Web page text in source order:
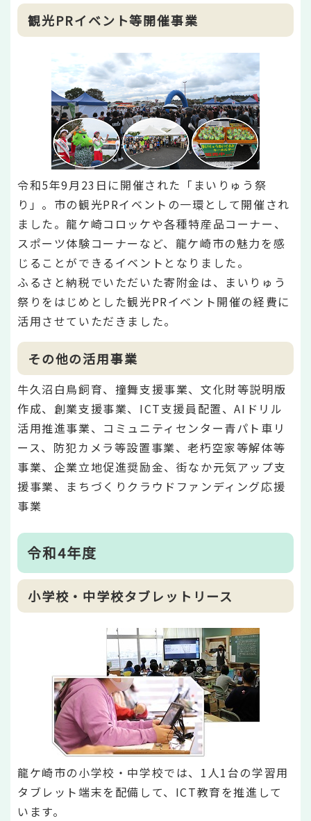
観光PRイベント等開催事業
令和5年9月23日に開催された「まいりゅう祭
り」。市の観光PRイベントの一環として開催され
ました。龍ケ崎コロッケや各種特産品コーナー、
スポーツ体験コーナーなど、龍ケ崎市の魅力を感
じることができるイベントとなりました。
ふるさと納税でいただいた寄附金は、まいりゅう
祭りをはじめとした観光PRイベント開催の経費に
活用させていただきました。
その他の活用事業
牛久沼白鳥飼育、撞舞支援事業、文化財等説明版
作成、創業支援事業、ICT支援員配置、AIドリル
活用推進事業、コミュニティセンター青パト車リ
ース、防犯カメラ等設置事業、老朽空家等解体等
事業、企業立地促進奨励金、街なか元気アップ支
援事業、まちづくりクラウドファンディング応援
事業
令和4年度
小学校・中学校タブレットリース
龍ケ崎市の小学校・中学校では、1人1台の学習用
タブレット端末を配備して、ICT教育を推進して
います。